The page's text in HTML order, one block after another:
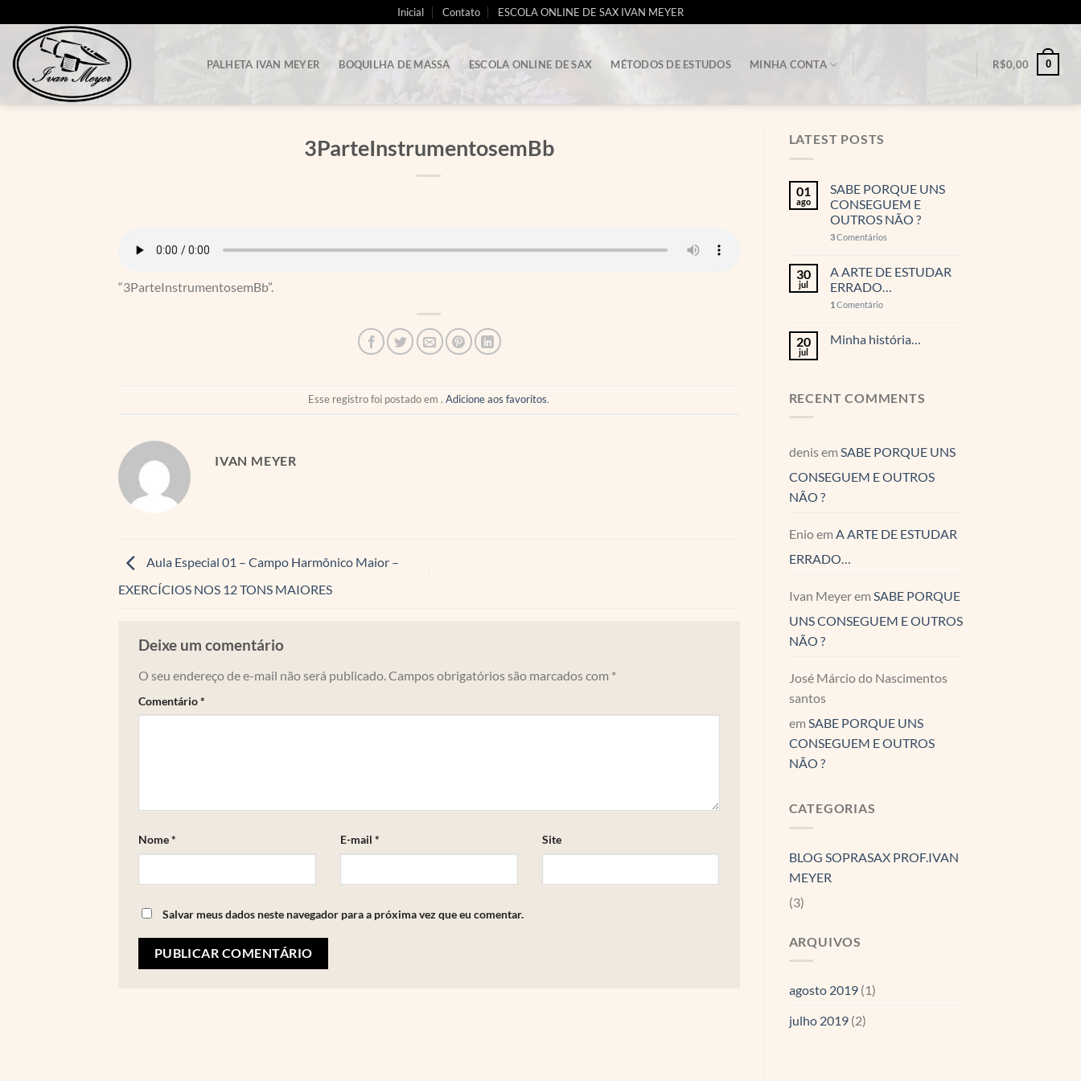
to
content
Inicial Contato ESCOLA ONLINE DE SAX IVAN MEYER
PALHETA IVAN MEYER BOQUILHA DE MASSA ESCOLA ONLINE DE SAX MÉTODOS DE ESTUDOS MINHA CONTA R$0,00 0
3ParteInstrumentosemBb
“3ParteInstrumentosemBb”.
Esse registro foi postado em .Adicione aos favoritos.
IVAN MEYER
Aula Especial 01 – Campo Harmônico Maior –
EXERCÍCIOS NOS 12 TONS MAIORES
Deixe um comentário
O seu endereço de e-mail não será publicado. Campos obrigatórios são marcados com *
Comentário*
Nome* E-mail * Site
Salvar meus dados neste navegador para a próxima vez que eu comentar.
LATEST POSTS
01
ago
SABE PORQUE UNS
CONSEGUEM E
OUTROS NÃO ?
3Comentários
30
jul
A ARTE DE ESTUDAR
ERRADO…
1 Comentário
20
jul
Minha história…
RECENT COMMENTS
denisem SABE PORQUE UNS
CONSEGUEM E OUTROS
NÃO ?
Enioem A ARTE DE ESTUDAR
ERRADO…
Ivan Meyerem SABE PORQUE
UNS CONSEGUEM E OUTROS
NÃO ?
José Márcio do Nascimentos
santos
em SABE PORQUE UNS
CONSEGUEM E OUTROS
NÃO ?
CATEGORIAS
BLOG SOPRASAX PROF.IVAN
MEYER
(3)
ARQUIVOS
agosto 2019(1)
julho 2019(2)